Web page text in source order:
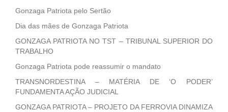
Gonzaga Patriota pelo Sertão
Dia das mães de Gonzaga Patriota
GONZAGA PATRIOTA NO TST – TRIBUNAL SUPERIOR DO
TRABALHO
Gonzaga Patriota pode reassumir o mandato
TRANSNORDESTINA – MATÉRIA DE ‘O PODER’
FUNDAMENTA AÇÃO JUDICIAL
GONZAGA PATRIOTA – PROJETO DA FERROVIA DINAMIZA